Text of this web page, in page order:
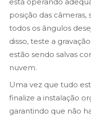
posição das câmeras,
todos os ângulos
disso, teste a
estão sendo salvas
nuvem.
Uma vez que tudo
finalize a instalação
garantindo que não